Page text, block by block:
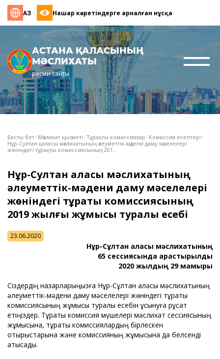
ҚАЗ Нашар көретіндерге арналған нұсқа
АСТАНА ҚАЛАСЫНЫҢ
МӘСЛИХАТЫ
ресми сайты
Басты бет Мәслихат қызметі Тұрақты комиссиялар Комиссия есептері
Нұр-Султан қаласы мәслихатының әлеуметтік-мәдени даму мәселелері
жөніндегі тұрақты комиссиясының 201...
Нұр-Султан қаласы мәслихатының
әлеуметтік-мәдени даму мәселелері
жөніндегі тұрақты комиссиясының
2019 жылғы жұмысы туралы есебі
23.06.2020
Нұр-Сұлтан қаласы мәслихатының
65 сессиясында қарастырылды
2020 жылдың 29 мамыры
Сіздердің назарларыңызға Нұр-Сұлтан қаласы мәслихатының
әлеуметтік-мәдени даму мәселелері жөніндегі тұрақты
комиссиясының жұмысы туралы есебін ұсынуға рұқсат
етіңіздер. Тұрақты комиссия мүшелері мәслихат сессиясының
жұмысына, тұрақты комиссиялардың бірлескен
отырыстарына және комиссияның жұмысына да белсенді
қатысады.